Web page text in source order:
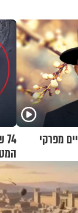
מפרקי